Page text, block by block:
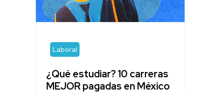
Laboral
¿Qué estudiar? 10 carreras
MEJOR pagadas en México